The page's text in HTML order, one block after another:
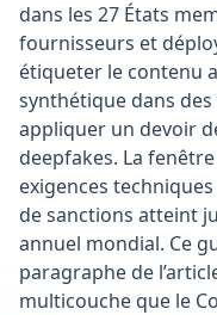
dans les 27 États
fournisseurs et
étiqueter le contenu
synthétique dans
appliquer un devoir
deepfakes. La
exigences
de sanctions atteint
annuel mondial. Ce
paragraphe de
multicouche que le